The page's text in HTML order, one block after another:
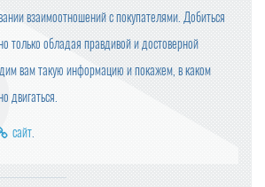
взаимоотношений с покупателями. Добиться
только обладая правдивой и достоверной
вам такую информацию и покажем, в каком
двигаться.
сайт